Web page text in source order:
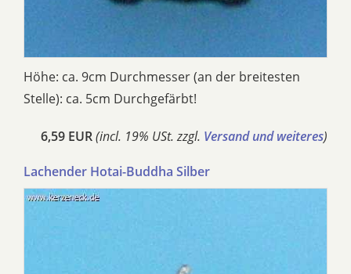
Höhe: ca. 9cm Durchmesser (an der breitesten
Stelle): ca. 5cm Durchgefärbt!
6,59 EUR(incl. 19% USt. zzgl. Versand und weiteres)
Lachender Hotai-Buddha Silber